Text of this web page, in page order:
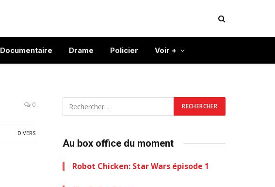
Documentaire Drame Policier Voir +
0
DIVERS
Au box office du moment
Robot Chicken: Star Wars épisode 1